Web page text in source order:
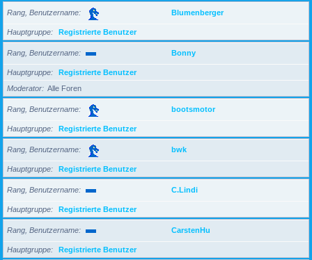
Rang, Benutzername Blumenberger
Hauptgruppe Registrierte Benutzer
Rang, Benutzername Bonny
Hauptgruppe
Registrierte Benutzer
Moderator
Alle Foren
Rang, Benutzername bootsmotor
Hauptgruppe Registrierte Benutzer
Rang, Benutzername bwk
Hauptgruppe Registrierte Benutzer
Rang, Benutzername C.Lindi
Hauptgruppe Registrierte Benutzer
Rang, Benutzername CarstenHu
Hauptgruppe Registrierte Benutzer